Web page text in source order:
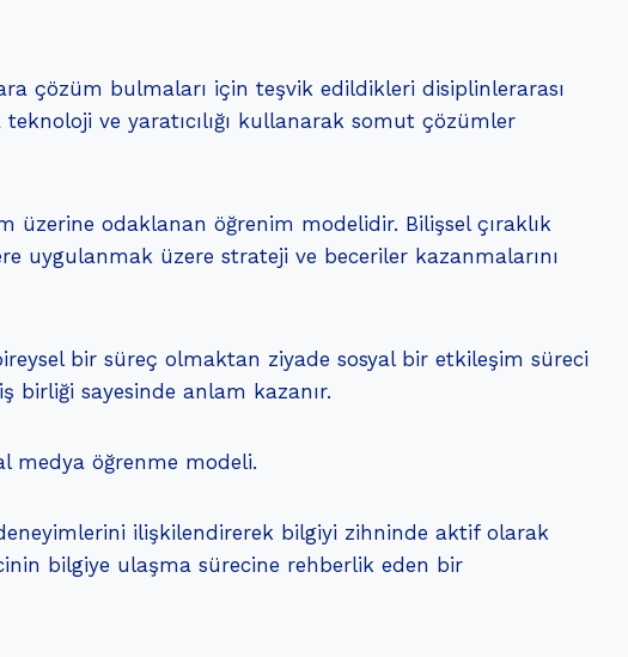
çözüm bulmaları için teşvik edildikleri disiplinlerarası
ve yaratıcılığı kullanarak somut çözümler
üzerine odaklanan öğrenim modelidir. Bilişsel çıraklık
uygulanmak üzere strateji ve beceriler kazanmalarını
bir süreç olmaktan ziyade sosyal bir etkileşim süreci
birliği sayesinde anlam kazanır.
medya öğrenme modeli.
ilişkilendirerek bilgiyi zihninde aktif olarak
bilgiye ulaşma sürecine rehberlik eden bir